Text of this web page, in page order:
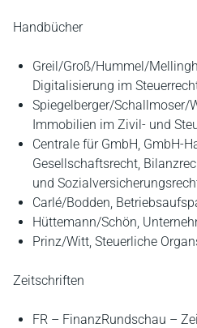
Handbücher
Greil/Groß/Hummel/
Digitalisierung im
Spiegelberger/Schallmoser/
Immobilien im Zivil- und
Centrale für GmbH, GmbH-
Gesellschaftsrecht,
und
Carlé/Bodden,
Hüttemann/Schön,
Prinz/Witt, Steuerliche
Zeitschriften
FR – FinanzRundschau –